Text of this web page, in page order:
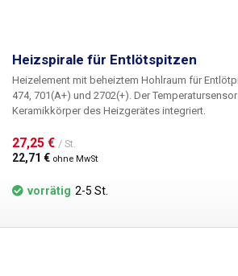
Heizspirale für Entlötspitzen
Heizelement mit beheiztem Hohlraum für
474, 701(A+) und 2702(+). Der
Keramikkörper des Heizgerätes integriert.
27,25 € / St.
22,71 € ohne MwSt
vorrätig 2-5 St.